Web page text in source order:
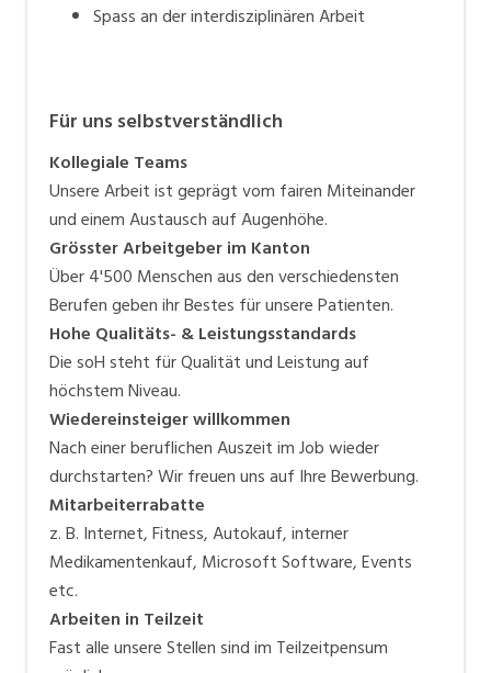
Spass an der interdisziplinären Arbeit
Für uns selbstverständlich
Kollegiale Teams
Unsere Arbeit ist geprägt vom fairen Miteinander
und einem Austausch auf Augenhöhe.
Grösster Arbeitgeber im Kanton
Über 4'500 Menschen aus den verschiedensten
Berufen geben ihr Bestes für unsere Patienten.
Hohe Qualitäts- & Leistungsstandards
Die soH steht für Qualität und Leistung auf
höchstem Niveau.
Wiedereinsteiger willkommen
Nach einer beruflichen Auszeit im Job wieder
durchstarten? Wir freuen uns auf Ihre Bewerbung.
Mitarbeiterrabatte
z. B. Internet, Fitness, Autokauf, interner
Medikamentenkauf, Microsoft Software, Events
etc.
Arbeiten in Teilzeit
Fast alle unsere Stellen sind im Teilzeitpensum